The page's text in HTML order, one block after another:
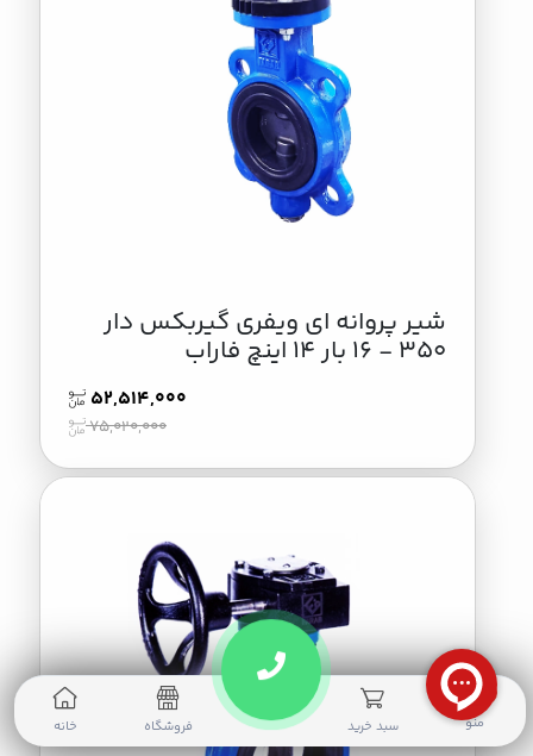
شير پروانه اي ويفري گیربکس دار
350 - 16 بار 14 اینچ فاراب
52,514,000
75,020,000
منو
0
سبد خرید فروشگاه خانه